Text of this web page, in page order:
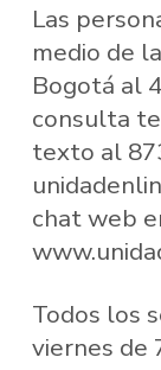
Las
medio de
Bogotá al
consulta
texto al
chat web
Todos los
viernes de